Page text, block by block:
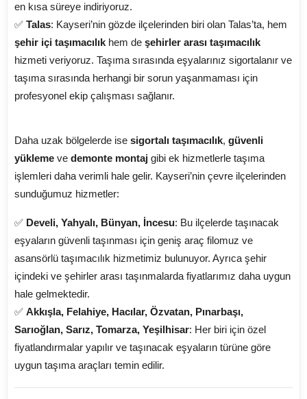
en kısa süreye indiriyoruz.
✅ Talas: Kayseri’nin gözde ilçelerinden biri olan Talas’ta, hem
şehir içi taşımacılık hem de şehirler arası taşımacılık
hizmeti veriyoruz. Taşıma sırasında eşyalarınız sigortalanır ve
taşıma sırasında herhangi bir sorun yaşanmaması için
profesyonel ekip çalışması sağlanır.
Daha uzak bölgelerde ise sigortalı taşımacılık, güvenli
yükleme ve demonte montaj gibi ek hizmetlerle taşıma
işlemleri daha verimli hale gelir. Kayseri’nin çevre ilçelerinden
sunduğumuz hizmetler:
✅ Develi, Yahyalı, Bünyan, İncesu: Bu ilçelerde taşınacak
eşyaların güvenli taşınması için geniş araç filomuz ve
asansörlü taşımacılık hizmetimiz bulunuyor. Ayrıca şehir
içindeki ve şehirler arası taşınmalarda fiyatlarımız daha uygun
hale gelmektedir.
✅ Akkışla, Felahiye, Hacılar, Özvatan, Pınarbaşı,
Sarıoğlan, Sarız, Tomarza, Yeşilhisar: Her biri için özel
fiyatlandırmalar yapılır ve taşınacak eşyaların türüne göre
uygun taşıma araçları temin edilir.